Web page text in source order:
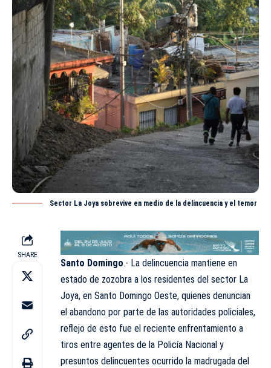
Sector La Joya sobrevive en medio de la delincuencia y el temor
SHARE
Santo Domingo.- La delincuencia mantiene en
estado de zozobra a los residentes del sector La
Joya, en Santo Domingo Oeste, quienes denuncian
el abandono por parte de las autoridades policiales,
reflejo de esto fue el reciente enfrentamiento a
tiros entre agentes de la Policía Nacional y
presuntos delincuentes ocurrido la madrugada del